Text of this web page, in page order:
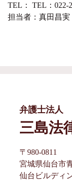
TEL： TEL：022-
担当者：真田昌実
弁護士法人
三島法
〒980-0811
宮城県仙台市
仙台ビルディ